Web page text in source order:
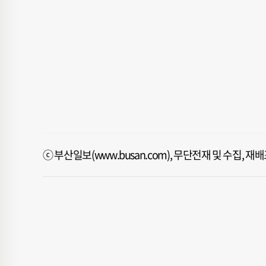
ⓒ 부산일보(www.busan.com), 무단전재 및 수집, 재